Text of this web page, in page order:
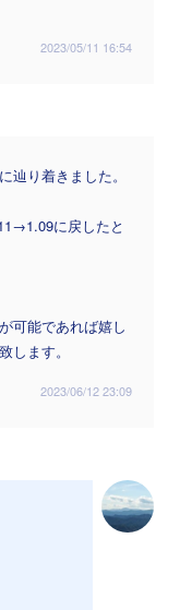
2023/05/11 16:54
辿り着きました。
に戻したと
可能であれば嬉し
します。
2023/06/12 23:09